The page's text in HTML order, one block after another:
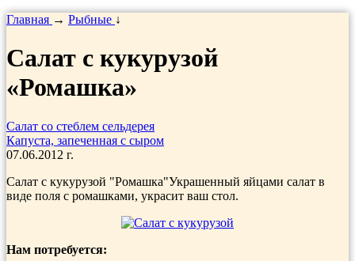
Главная → Рыбные ↓
Салат с кукурузой
«Ромашка»
Салат со стеблем сельдерея
Капуста, запеченная с сыром
07.06.2012 г.
Салат с кукурузой "Ромашка"Украшенный яйцами салат в
виде поля с ромашками, украсит ваш стол.
Нам потребуется: